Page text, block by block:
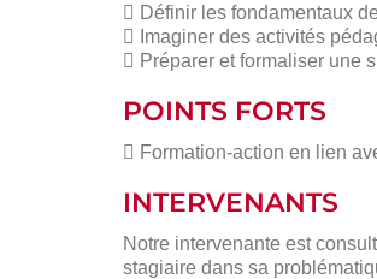
 Définir les fondamentaux
 Imaginer des activités
 Préparer et formaliser une
POINTS FORTS
 Formation-action en lien
INTERVENANTS
Notre intervenante est
stagiaire dans sa